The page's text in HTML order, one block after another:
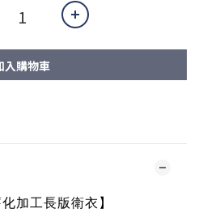
入購物車
加工長版衛衣】